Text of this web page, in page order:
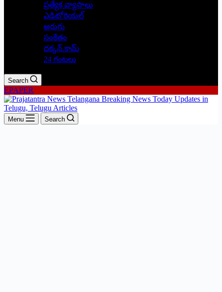
ప్రత్యేక వ్యాసాలు
ఎడిటోరియల్
అరుగు
సంకేతం
దక్కన్.కామ్
24 గంటలు
Search
EPAPER
Menu Search